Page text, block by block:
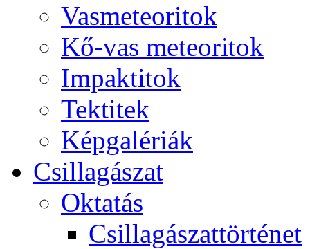
Vas­me­te­o­ri­tok
Kő-vas me­te­o­ri­tok
Imp­ak­ti­tok
Tek­ti­tek
Kép­ga­lé­ri­ák
Csil­la­gá­szat
Ok­ta­tás
Csil­la­gá­szat­tör­té­net